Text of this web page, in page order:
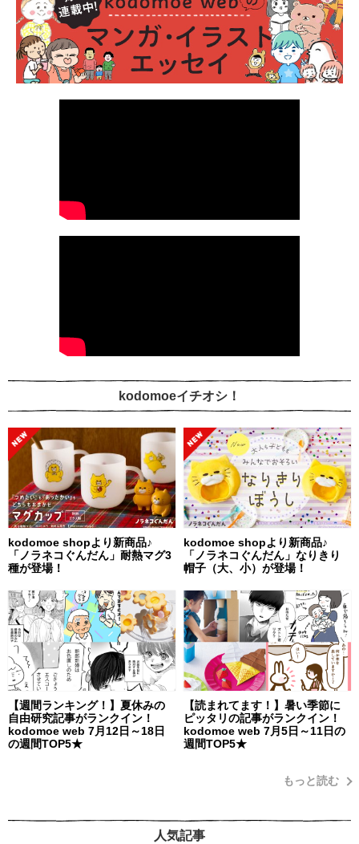
kodomoeイチオシ！
kodomoe shopより新商品♪
「ノラネコぐんだん」耐熱マグ3
種が登場！
kodomoe shopより新商品♪
「ノラネコぐんだん」なりきり
帽子（大、小）が登場！
【週間ランキング！】夏休みの
自由研究記事がランクイン！
kodomoe web 7月12日～18日
の週間TOP5★
【読まれてます！】暑い季節に
ピッタリの記事がランクイン！
kodomoe web 7月5日～11日の
週間TOP5★
もっと読む
人気記事